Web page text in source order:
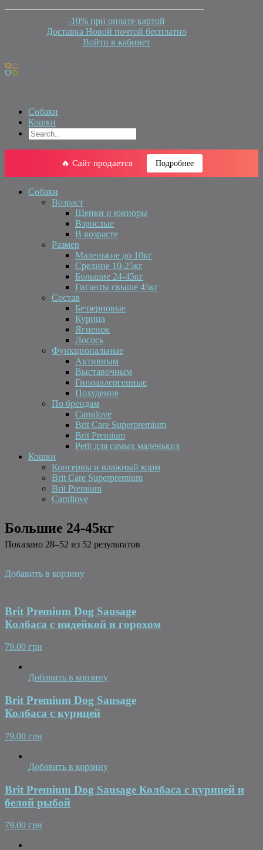
-10% при оплате картой
Доставка Новой почтой бесплатно
Войти в кабинет
Собаки
Кошки
🔥 Сайт продается Подробнее
Собаки
Возраст
Щенки и юниоры
Взрослые
В возрасте
Размер
Маленькие до 10кг
Средние 10-25кг
Большие 24-45кг
Гиганты свыше 45кг
Состав
Беззерновые
Курица
Ягненок
Лосось
Функциональные
Активным
Выставочным
Гипоаллергенные
Похудение
По брендам
Carnilove
Brit Care Superpremium
Brit Premium
Petit для самых маленьких
Кошки
Консервы и влажный корм
Brit Care Superpremium
Brit Premium
Carnilove
Большие 24-45кг
Показано 28–52 из 52 результатов
Добавить в корзину
Brit Premium Dog Sausage
Колбаса с индейкой и горохом
79.00 грн
Добавить в корзину
Brit Premium Dog Sausage
Колбаса с курицей
79.00 грн
Добавить в корзину
Brit Premium Dog Sausage Колбаса с курицей и
белой рыбой
79.00 грн